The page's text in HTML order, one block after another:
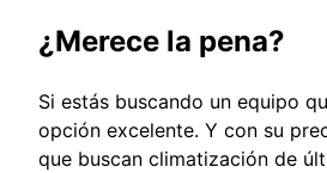
¿Merece la pena?
Si estás buscando un equipo
opción excelente. Y con su
que buscan climatización de